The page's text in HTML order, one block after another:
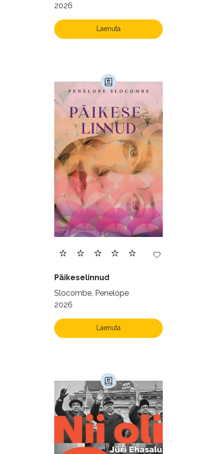
2026
Laenuta
Päikeselinnud
Slocombe, Penelope
2026
Laenuta